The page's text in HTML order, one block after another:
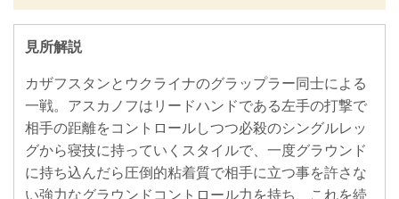
見所解説
カザフスタンとウクライナのグラップラー同士による
一戦。アスカノフはリードハンドである左手の打撃で
相手の距離をコントロールしつつ必殺のシングルレッ
グから寝技に持っていくスタイルで、一度グラウンド
に持ち込んだら圧倒的粘着質で相手に立つ事を許さな
い強力なグラウンドコントロール力を持ち、これを続